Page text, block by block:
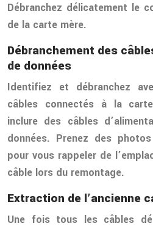
Débranchez délicatement le
de la carte mère.
Débranchement des
de données
Identifiez et débranchez
câbles connectés à la
inclure des câbles
données. Prenez des
pour vous rappeler de
câble lors du remontage.
Extraction de l’ancienne
Une fois tous les câbles